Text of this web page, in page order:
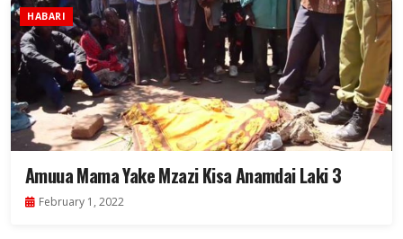
HABARI
Amuua Mama Yake Mzazi Kisa Anamdai Laki 3
February 1, 2022